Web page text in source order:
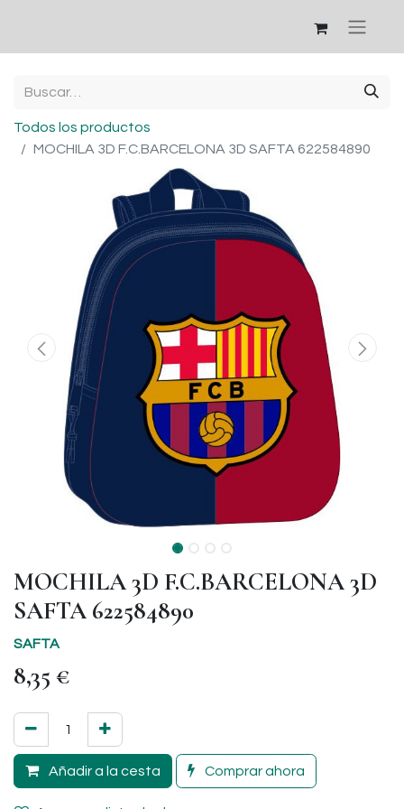
Todos los productos
MOCHILA 3D F.C.BARCELONA 3D SAFTA 622584890
MOCHILA 3D F.C.BARCELONA 3D
SAFTA 622584890
SAFTA
8,35 €
Añadir a la cesta Comprar ahora